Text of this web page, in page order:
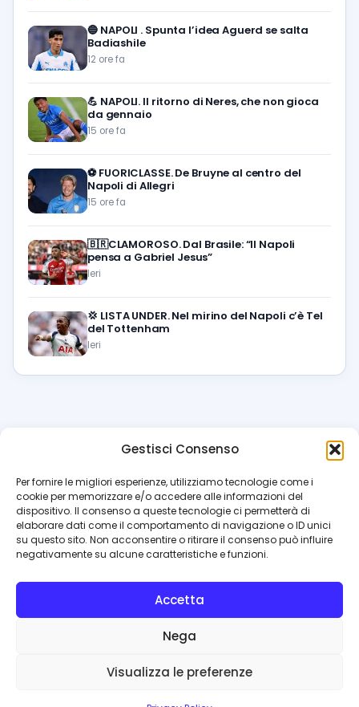
Gestisci Consenso
Per fornire le migliori esperienze, utilizziamo tecnologie come i
cookie per memorizzare e/o accedere alle informazioni del
dispositivo. Il consenso a queste tecnologie ci permetterà di
elaborare dati come il comportamento di navigazione o ID unici
su questo sito. Non acconsentire o ritirare il consenso può influire
negativamente su alcune caratteristiche e funzioni.
Accetta
Nega
Visualizza le preferenze
🔵 NAPOLI . Spunta l’idea Aguerd se salta
Badiashile
12 ore fa
💪 NAPOLI. Il ritorno di Neres, che non gioca
da gennaio
15 ore fa
⚽️ FUORICLASSE. De Bruyne al centro del
Napoli di Allegri
15 ore fa
🇧🇷CLAMOROSO. Dal Brasile: “Il Napoli
pensa a Gabriel Jesus”
Ieri
💢 LISTA UNDER. Nel mirino del Napoli c’è Tel
del Tottenham
Ieri
azzurrissimo.it
Il blog di riferimento per i tifosi del Napoli. News, interviste,
pagelle e calciomercato. Testata giornalistica registrata
al Tribunale di Napoli (n. 48 dell’08/10/2012). Direttore Luca
Perillo
INFO
Contattaci